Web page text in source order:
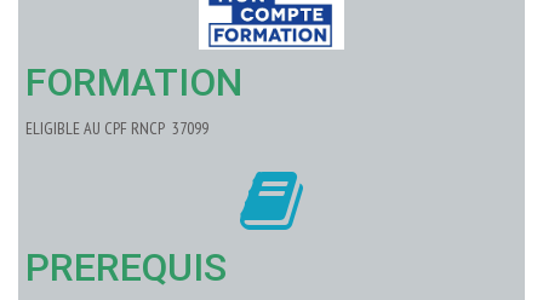
FORMATION
ELIGIBLE AU CPF RNCP 37099
PREREQUIS